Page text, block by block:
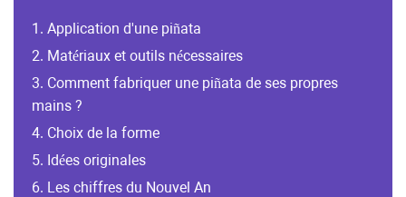
Application d'une piñata
Matériaux et outils nécessaires
Comment fabriquer une piñata de ses propres
mains ?
Choix de la forme
Idées originales
Les chiffres du Nouvel An